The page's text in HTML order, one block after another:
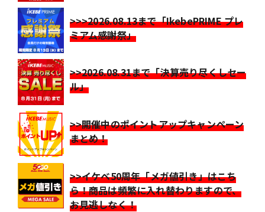
>>>2026.08.13まで「IkebePRIME プレ
ミアム感謝祭」
>>2026.08.31まで「決算売り尽くしセー
ル」
>>開催中のポイントアップキャンペーン
まとめ！
>>イケベ50周年「メガ値引き」はこち
ら！商品は頻繁に入れ替わりますので、
お見逃しなく！